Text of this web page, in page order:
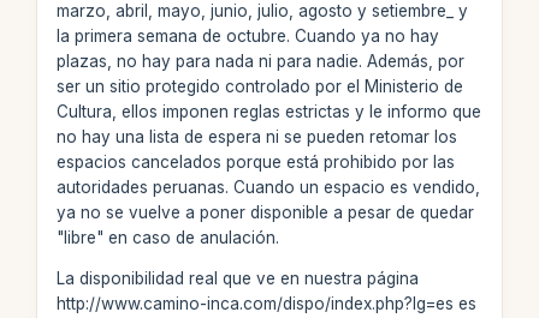
marzo, abril, mayo, junio, julio, agosto y setiembre_ y
la primera semana de octubre. Cuando ya no hay
plazas, no hay para nada ni para nadie. Además, por
ser un sitio protegido controlado por el Ministerio de
Cultura, ellos imponen reglas estrictas y le informo que
no hay una lista de espera ni se pueden retomar los
espacios cancelados porque está prohibido por las
autoridades peruanas. Cuando un espacio es vendido,
ya no se vuelve a poner disponible a pesar de quedar
"libre" en caso de anulación.
La disponibilidad real que ve en nuestra página
http://www.camino-inca.com/dispo/index.php?lg=es es